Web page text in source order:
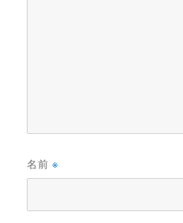
名前※